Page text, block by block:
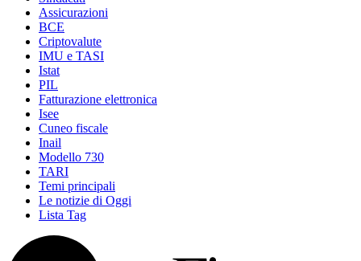
Assicurazioni
BCE
Criptovalute
IMU e TASI
Istat
PIL
Fatturazione elettronica
Isee
Cuneo fiscale
Inail
Modello 730
TARI
Temi principali
Le notizie di Oggi
Lista Tag